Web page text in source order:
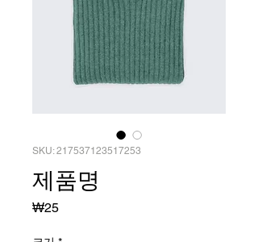
SKU: 217537123517253
제품명
₩25가